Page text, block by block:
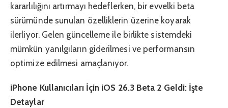
kararlılığını artırmayı hedeflerken, bir evvelki beta
sürümünde sunulan özelliklerin üzerine koyarak
ilerliyor. Gelen güncelleme ile birlikte sistemdeki
mümkün yanılgıların giderilmesi ve performansın
optimize edilmesi amaçlanıyor.
iPhone Kullanıcıları İçin iOS 26.3 Beta 2 Geldi: İşte
Detaylar